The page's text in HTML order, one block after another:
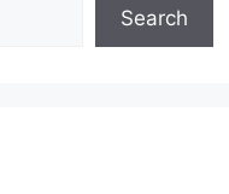
Search